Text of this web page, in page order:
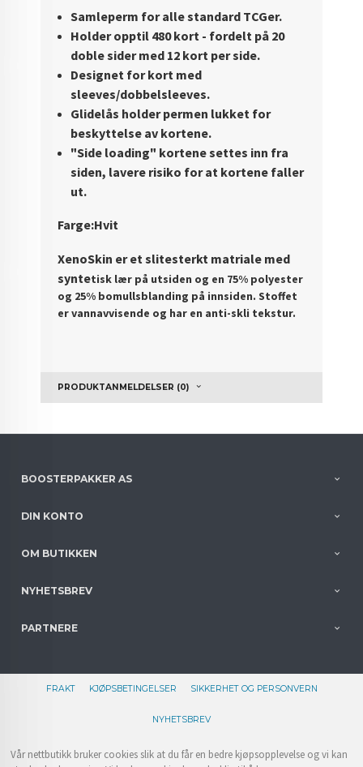
Samleperm for alle standard TCGer.
Holder opptil 480 kort - fordelt på 20
doble sider med 12 kort per side.
Designet for kort med
sleeves/dobbelsleeves.
Glidelås holder permen lukket for
beskyttelse av kortene.
"Side loading" kortene settes inn fra
siden, lavere risiko for at kortene faller
ut.
Farge:Hvit
XenoSkin er et slitesterkt matriale med
syntetisk lær på utsiden og en 75% polyester
og 25% bomullsblanding på innsiden. Stoffet
er vannavvisende og har en anti-skli tekstur.
PRODUKTANMELDELSER (0)
BOOSTERPAKKER AS
DIN KONTO
OM BUTIKKEN
NYHETSBREV
PARTNERE
FRAKT KJØPSBETINGELSER SIKKERHET OG PERSONVERN
NYHETSBREV
Vår nettbutikk bruker cookies slik at du får en bedre kjøpsopplevelse og vi kan